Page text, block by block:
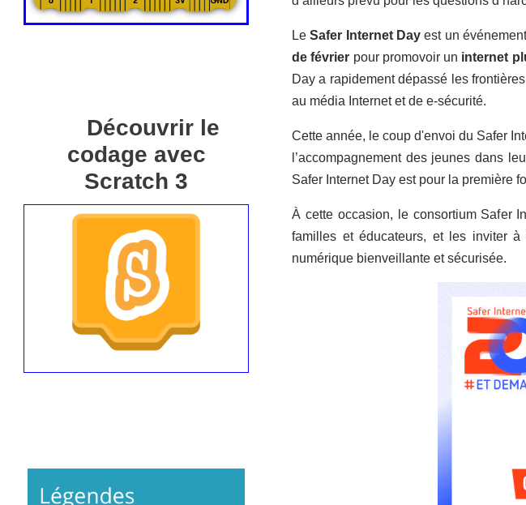
Découvrir le
codage avec
Scratch 3
LeSafer Internet Day est un
de février pour promovoir un internet
Day a rapidement dépassé les
au média Internet et de e-sécurité.
Cette année, le coup d'envoi du Safer
l’accompagnement des jeunes dans
Safer Internet Day est pour la première
À cette occasion, le consortium Safer
familles et éducateurs, et les inviter
numérique bienveillante et sécurisée.